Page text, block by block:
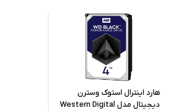
هارد اینترال استوک وسترن
دیجیتال مدل Western Digital